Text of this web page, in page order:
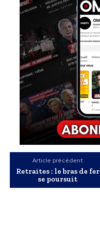
Article précédent
Retraites : le bras de fer
se poursuit